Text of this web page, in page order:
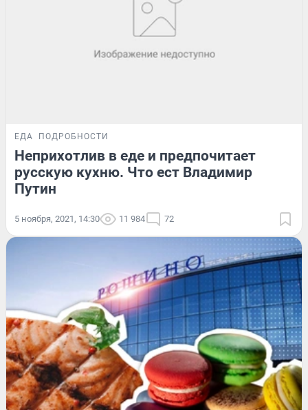
ЕДА ПОДРОБНОСТИ
Неприхотлив в еде и предпочитает
русскую кухню. Что ест Владимир
Путин
5 ноября, 2021, 14:30 11 984 72